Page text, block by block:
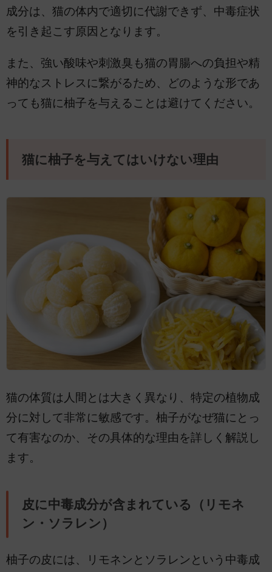
成分は、猫の体内で適切に代謝できず、中毒症状
を引き起こす原因となります。
また、強い酸味や刺激臭も猫の胃腸への負担や精
神的なストレスに繋がるため、どのような形であ
っても猫に柚子を与えることは避けてください。
猫に柚子を与えてはいけない理由
猫の体質は人間とは大きく異なり、特定の植物成
分に対して非常に敏感です。柚子がなぜ猫にとっ
て有害なのか、その具体的な理由を詳しく解説し
ます。
皮に中毒成分が含まれている（リモネ
ン・ソラレン）
柚子の皮には、リモネンとソラレンという中毒成